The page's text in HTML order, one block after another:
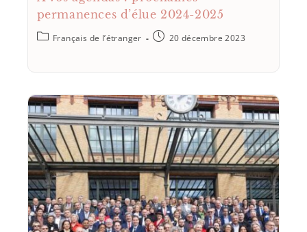
permanences d’élue 2024-2025
Français de l’étranger 20 décembre 2023